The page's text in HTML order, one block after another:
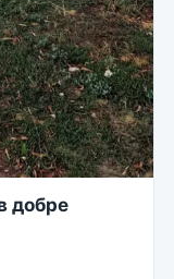
добре